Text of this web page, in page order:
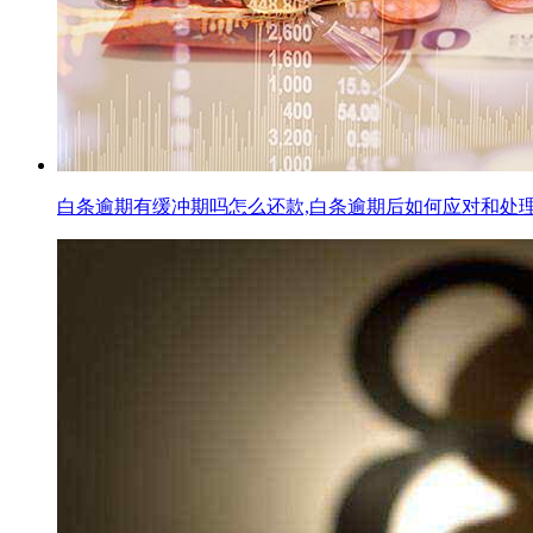
白条逾期有缓冲期吗怎么还款,白条逾期后如何应对和处